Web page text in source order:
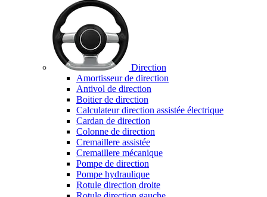
Direction
Amortisseur de direction
Antivol de direction
Boitier de direction
Calculateur direction assistée électrique
Cardan de direction
Colonne de direction
Cremaillere assistée
Cremaillere mécanique
Pompe de direction
Pompe hydraulique
Rotule direction droite